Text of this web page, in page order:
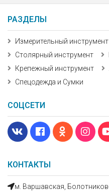
КОНТАКТЫ
м. Варшавская,
РАЗДЕЛЫ
Измерительный инструмент
Столярный инструмент
Крепежный инструмент
Спецодежда и Сумки
СОЦСЕТИ